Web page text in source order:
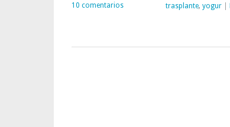
10 comentarios
trasplante, yogur|